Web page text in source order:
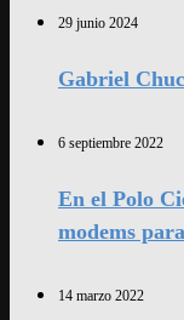
29 junio 2024
Gabriel
6 septiembre 2022
En el Polo
modems
14 marzo 2022